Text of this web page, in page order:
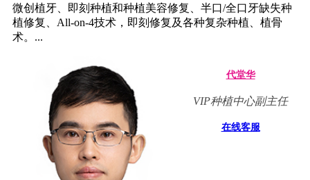
微创植牙、即刻种植和种植美容修复、半口/全口牙缺失种
植修复、All-on-4技术，即刻修复及各种复杂种植、植骨
术。...
代堂华
VIP种植中心副主任
在线客服